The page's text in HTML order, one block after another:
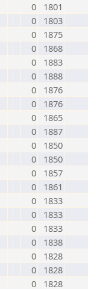
0
1801
0
1803
0
1875
0
1868
0
1883
0
1888
0
1876
0
1876
0
1865
0
1887
0
1850
0
1850
0
1857
0
1861
0
1833
0
1833
0
1833
0
1838
0
1828
0
1828
0
1828